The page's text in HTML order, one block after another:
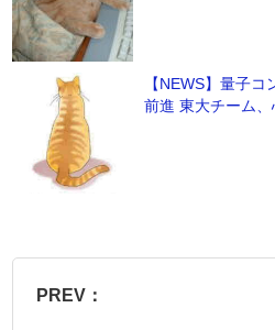
【NEWS】量子
前進 東大チーム
PREV：